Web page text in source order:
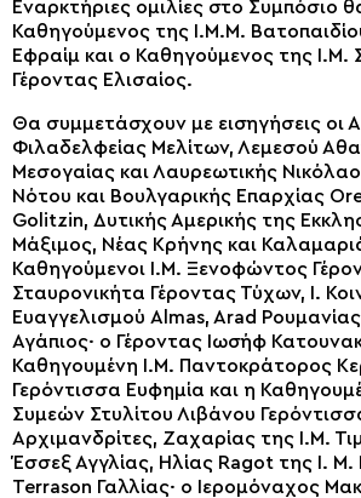
Εναρκτήριες ομιλίες στο Συμπόσιο
Καθηγούμενος της Ι.Μ.Μ.
Εφραίμ και ο Καθηγούμενος της Ι.Μ.
Γέροντας Ελισαίος.
Θα συμμετάσχουν με εισηγήσεις οι
Φιλαδελφείας Μελίτων, Λεμεσού
Μεσογαίας και Λαυρεωτικής
Νότου και Βουλγαρικής Επαρχίας
Golitzin, Δυτικής Αμερικής της
Μάξιμος, Νέας Κρήνης και
Καθηγούμενοι Ι.Μ. Ξενοφώντος
Σταυρονικήτα Γέροντας Τύχων, Ι.
Ευαγγελισμού Almas, Arad
Αγάπιος· ο Γέροντας Ιωσήφ
Καθηγουμένη Ι.Μ. Παντοκράτορος
Γερόντισσα Ευφημία και η
Συμεών Στυλίτου Λιβάνου
Αρχιμανδρίτες, Ζαχαρίας της Ι.Μ.
Έσσεξ Αγγλίας, Ηλίας Ragot της Ι.
Terrason Γαλλίας· ο Ιερομόναχος